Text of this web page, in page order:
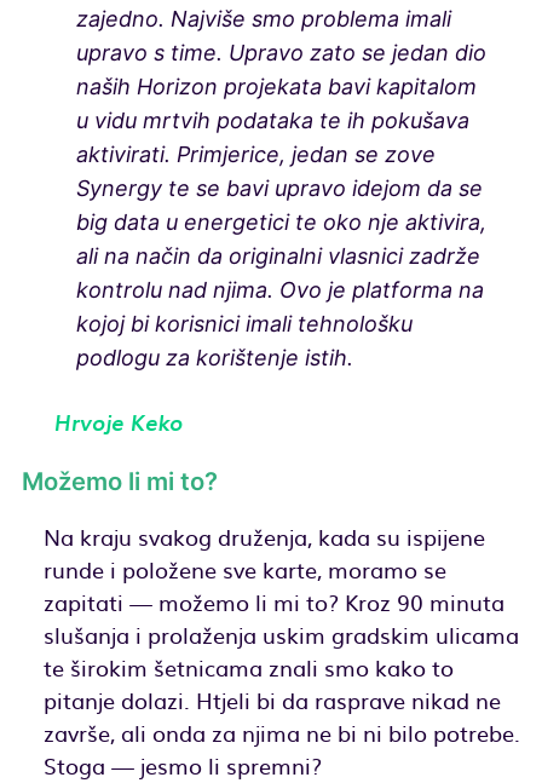
zajedno. Najviše smo problema imali
upravo s time. Upravo zato se jedan dio
naših Horizon projekata bavi kapitalom
u vidu mrtvih podataka te ih pokušava
aktivirati. Primjerice, jedan se zove
Synergy te se bavi upravo idejom da se
big data u energetici te oko nje aktivira,
ali na način da originalni vlasnici zadrže
kontrolu nad njima. Ovo je platforma na
kojoj bi korisnici imali tehnološku
podlogu za korištenje istih.
Hrvoje Keko
Možemo li mi to?
Na kraju svakog druženja, kada su ispijene
runde i položene sve karte, moramo se
zapitati — možemo li mi to? Kroz 90 minuta
slušanja i prolaženja uskim gradskim ulicama
te širokim šetnicama znali smo kako to
pitanje dolazi. Htjeli bi da rasprave nikad ne
završe, ali onda za njima ne bi ni bilo potrebe.
Stoga — jesmo li spremni?